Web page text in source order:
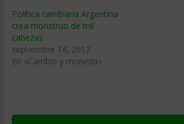
Política cambiaria Argentina
crea monstruo de mil
cabezas
septiembre 14, 2012
En «Cambio y moneda»